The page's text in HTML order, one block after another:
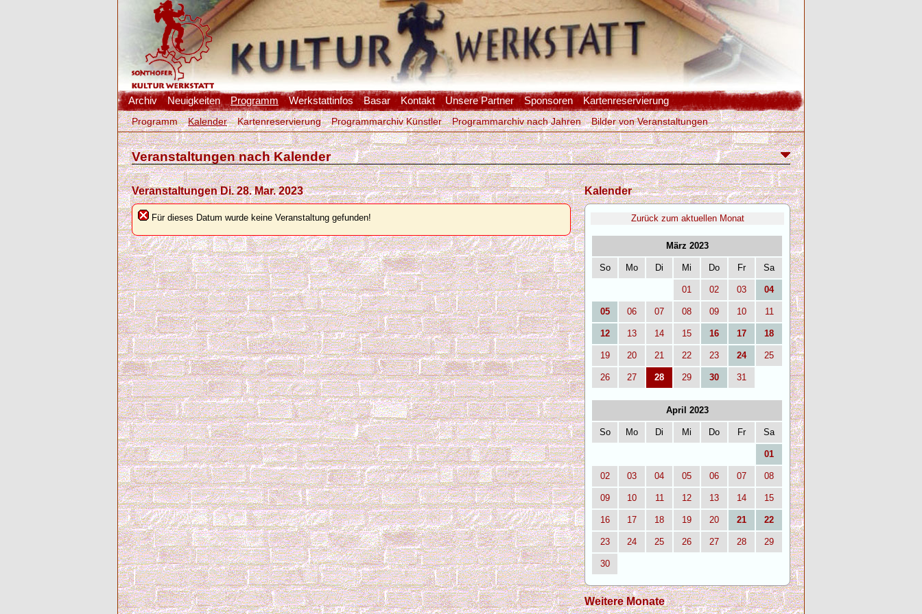
Archiv Neuigkeiten Programm Werkstattinfos Basar Kontakt Unsere Partner Sponsoren Kartenreservierung
Programm Kalender Kartenreservierung Programmarchiv Künstler Programmarchiv nach Jahren Bilder von Veranstaltungen
Veranstaltungen nach Kalender
Veranstaltungen Di. 28. Mar. 2023
Für dieses Datum wurde keine Veranstaltung gefunden!
Kalender
Zurück zum aktuellen Monat
März 2023
So Mo Di Mi Do Fr Sa
01 02 03 04
05 06 07 08 09 10 11
12 13 14 15 16 17 18
19 20 21 22 23 24 25
26 27 28 29 30 31
April 2023
So Mo Di Mi Do Fr Sa
01
02 03 04 05 06 07 08
09 10 11 12 13 14 15
16 17 18 19 20 21 22
23 24 25 26 27 28 29
30
Weitere Monate